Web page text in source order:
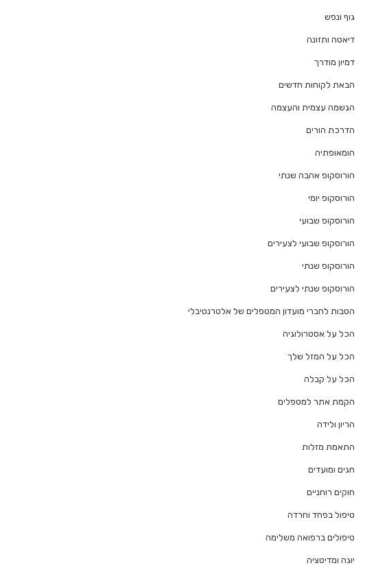
גוף ונפש
דיאטה ותזונה
דמיון מודרך
הבאת לקוחות חדשים
הגשמה עצמית והעצמה
הדרכת הורים
הומאופתיה
הורוסקופ אהבה שנתי
הורוסקופ יומי
הורוסקופ שבועי
הורוסקופ שבועי לצעירים
הורוסקופ שנתי
הורוסקופ שנתי לצעירים
הטבות לחברי מועדון המטפלים של אלטרנטיבלי
הכל על אסטרולוגיה
הכל על המזל שלך
הכל על קבלה
הקמת אתר למטפלים
הריון ולידה
התאמת מזלות
חגים ומועדים
חוקים רוחניים
טיפול בפחד וחרדה
טיפולים ברפואה משלימה
יוגה ומדיטציה